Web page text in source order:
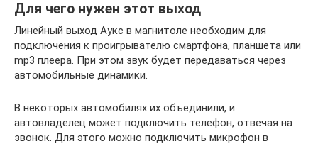
Для чего нужен этот выход
Линейный выход Аукс в магнитоле необходим для
подключения к проигрывателю смартфона, планшета или
mp3 плеера. При этом звук будет передаваться через
автомобильные динамики.
В некоторых автомобилях их объединили, и
автовладелец может подключить телефон, отвечая на
звонок. Для этого можно подключить микрофон в